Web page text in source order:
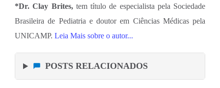
*Dr. Clay Brites,tem título de especialista pela Sociedade
Brasileira de Pediatria e doutor em Ciências Médicas pela
UNICAMP. Leia Mais sobre o autor...
POSTS RELACIONADOS